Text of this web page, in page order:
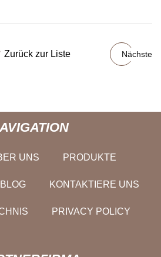
Zurück zur Liste Nächste
UNS PRODUKTE
BLOG KONTAKTIERE UNS
PRIVACY POLICY